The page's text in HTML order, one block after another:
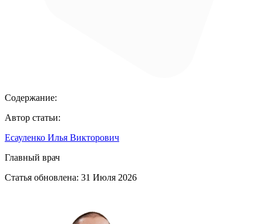
Содержание:
Автор статьи:
Есауленко Илья Викторович
Главный врач
Статья обновлена: 31 Июля 2026